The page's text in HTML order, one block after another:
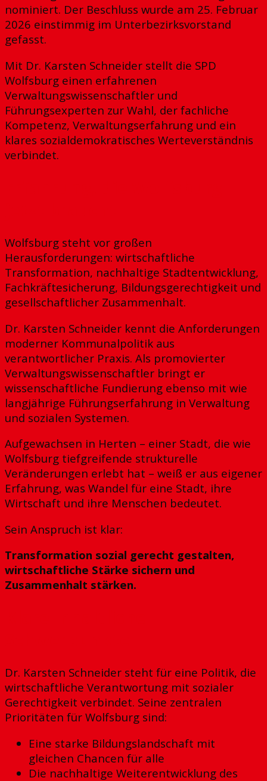
nominiert. Der Beschluss wurde am 25. Februar
2026 einstimmig im Unterbezirksvorstand
gefasst.
Mit Dr. Karsten Schneider stellt die SPD
Wolfsburg einen erfahrenen
Verwaltungswissenschaftler und
Führungsexperten zur Wahl, der fachliche
Kompetenz, Verwaltungserfahrung und ein
klares sozialdemokratisches Werteverständnis
verbindet.
Wolfsburg steht vor großen
Herausforderungen: wirtschaftliche
Transformation, nachhaltige Stadtentwicklung,
Fachkräftesicherung, Bildungsgerechtigkeit und
gesellschaftlicher Zusammenhalt.
Dr. Karsten Schneider kennt die Anforderungen
moderner Kommunalpolitik aus
verantwortlicher Praxis. Als promovierter
Verwaltungswissenschaftler bringt er
wissenschaftliche Fundierung ebenso mit wie
langjährige Führungserfahrung in Verwaltung
und sozialen Systemen.
Aufgewachsen in Herten – einer Stadt, die wie
Wolfsburg tiefgreifende strukturelle
Veränderungen erlebt hat – weiß er aus eigener
Erfahrung, was Wandel für eine Stadt, ihre
Wirtschaft und ihre Menschen bedeutet.
Sein Anspruch ist klar:
Transformation sozial gerecht gestalten,
wirtschaftliche Stärke sichern und
Zusammenhalt stärken.
Dr. Karsten Schneider steht für eine Politik, die
wirtschaftliche Verantwortung mit sozialer
Gerechtigkeit verbindet. Seine zentralen
Prioritäten für Wolfsburg sind:
Eine starke Bildungslandschaft mit
gleichen Chancen für alle
Die nachhaltige Weiterentwicklung des